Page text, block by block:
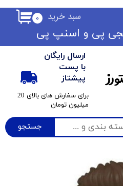
جستجو
ارسال رایگان
با پست
پیشتاز
​برای سفارش های بالای 20
میلیون تومان
۰ سبد خرید
پی ​​​​​​​و اسنپ پی